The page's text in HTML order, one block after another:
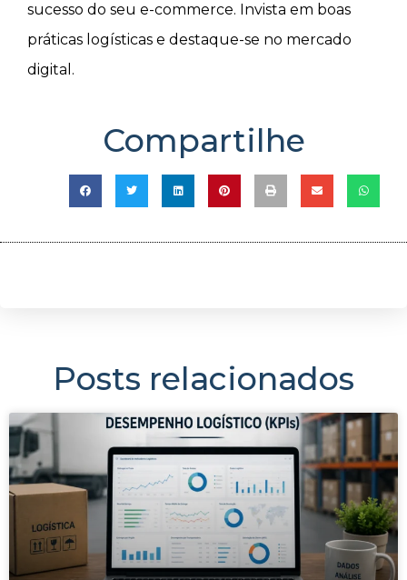
sucesso do seu e-commerce. Invista em boas
práticas logísticas e destaque-se no mercado
digital.
Compartilhe
Posts relacionados